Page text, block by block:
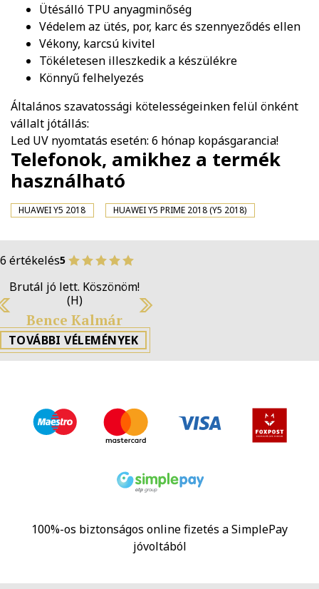
Ütésálló TPU anyagminőség
Védelem az ütés, por, karc és szennyeződés ellen
Vékony, karcsú kivitel
Tökéletesen illeszkedik a készülékre
Könnyű felhelyezés
Általános szavatossági kötelességeinken felül önként
vállalt jótállás:
Led UV nyomtatás esetén: 6 hónap kopásgarancia!
Telefonok, amikhez a termék
használható
HUAWEI Y5 2018 HUAWEI Y5 PRIME 2018 (Y5 2018)
6 értékelés5
Brutál jó lett. Köszönöm!
(H)
Bence Kalmár
Previous
Next
TOVÁBBI VÉLEMÉNYEK
100%-os biztonságos online fizetés a SimplePay
jóvoltából